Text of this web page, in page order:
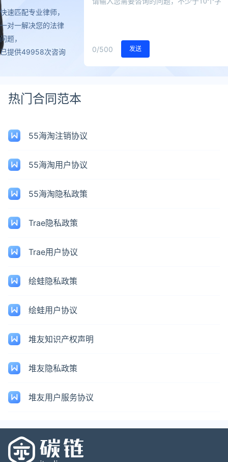
快速匹配专业律师，
一对一解决您的法律
问题，
已提供49958次咨询
0/500 发送
热门合同范本
55海淘注销协议
55海淘用户协议
55海淘隐私政策
Trae隐私政策
Trae用户协议
绘蛙隐私政策
绘蛙用户协议
堆友知识产权声明
堆友隐私政策
堆友用户服务协议